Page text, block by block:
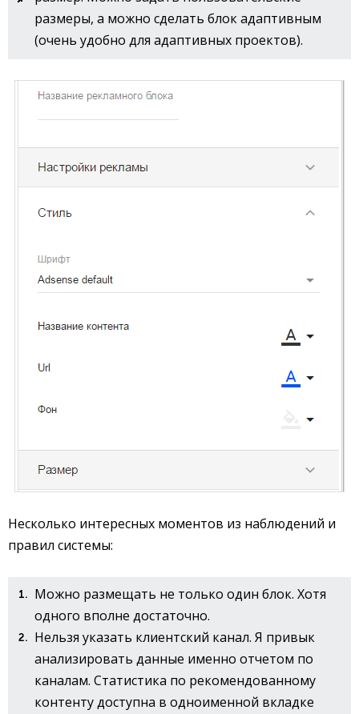
размеры, а можно сделать блок адаптивным
(очень удобно для адаптивных проектов).
Несколько интересных моментов из наблюдений и
правил системы:
Можно размещать не только один блок. Хотя
одного вполне достаточно.
Нельзя указать клиентский канал. Я привык
анализировать данные именно отчетом по
каналам. Статистика по рекомендованному
контенту доступна в одноименной вкладке